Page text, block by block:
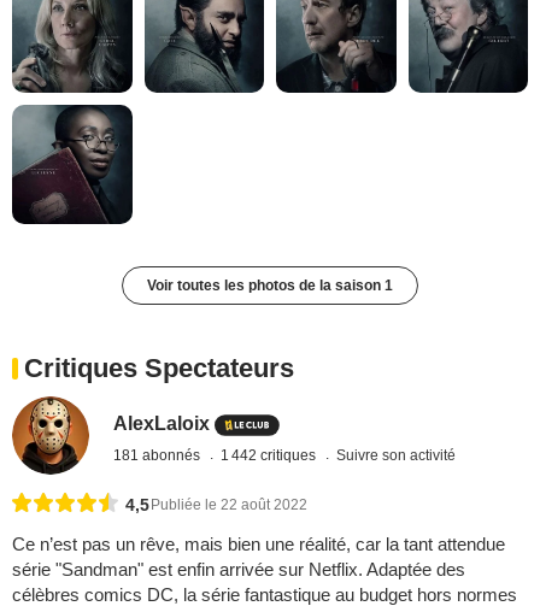
Voir toutes les photos de la saison 1
Critiques Spectateurs
AlexLaloix
181 abonnés 1 442 critiques Suivre son activité
4,5Publiée le 22 août 2022
Ce n’est pas un rêve, mais bien une réalité, car la tant attendue
série "Sandman" est enfin arrivée sur Netflix. Adaptée des
célèbres comics DC, la série fantastique au budget hors normes